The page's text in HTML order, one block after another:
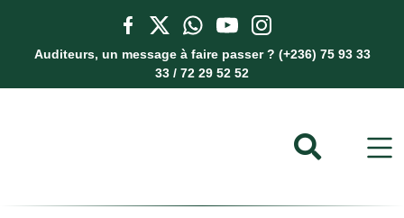
Auditeurs, un message à faire passer ? (+236) 75 93 33
33 / 72 29 52 52